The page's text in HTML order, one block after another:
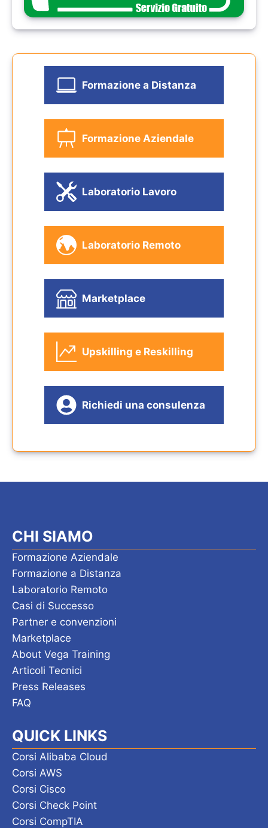
Formazione a Distanza
Formazione Aziendale
Laboratorio Lavoro
Laboratorio Remoto
Marketplace
Upskilling e Reskilling
Richiedi una consulenza
CHI SIAMO
Formazione Aziendale
Formazione a Distanza
Laboratorio Remoto
Casi di Successo
Partner e convenzioni
Marketplace
About Vega Training
Articoli Tecnici
Press Releases
FAQ
QUICK LINKS
Corsi Alibaba Cloud
Corsi AWS
Corsi Cisco
Corsi Check Point
Corsi CompTIA